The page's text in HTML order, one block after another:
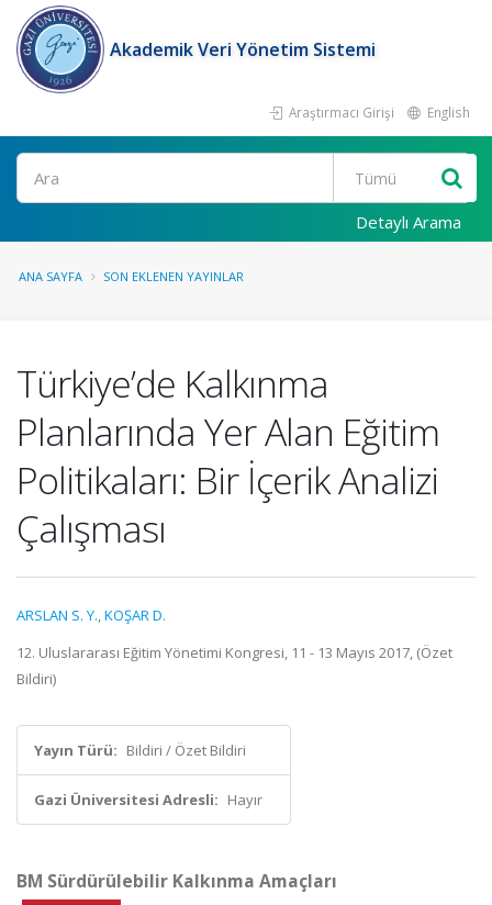
Akademik Veri Yönetim Sistemi
Araştırmacı Girişi English
Ara
Detaylı Arama
ANA SAYFA SON EKLENEN YAYINLAR
Türkiye’de Kalkınma
Planlarında Yer Alan Eğitim
Politikaları: Bir İçerik Analizi
Çalışması
ARSLAN S. Y.,KOŞAR D.
12. Uluslararası Eğitim Yönetimi Kongresi, 11 - 13 Mayıs 2017, (Özet
Bildiri)
Yayın Türü: Bildiri / Özet Bildiri
Gazi Üniversitesi Adresli: Hayır
BM Sürdürülebilir Kalkınma Amaçları